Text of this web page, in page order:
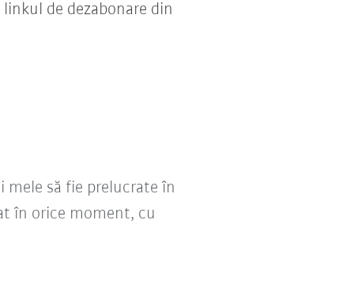
de dezabonare din
mele să fie prelucrate în
în orice moment, cu